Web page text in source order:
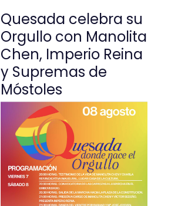
Quesada celebra su
Orgullo con Manolita
Chen, Imperio Reina
y Supremas de
Móstoles